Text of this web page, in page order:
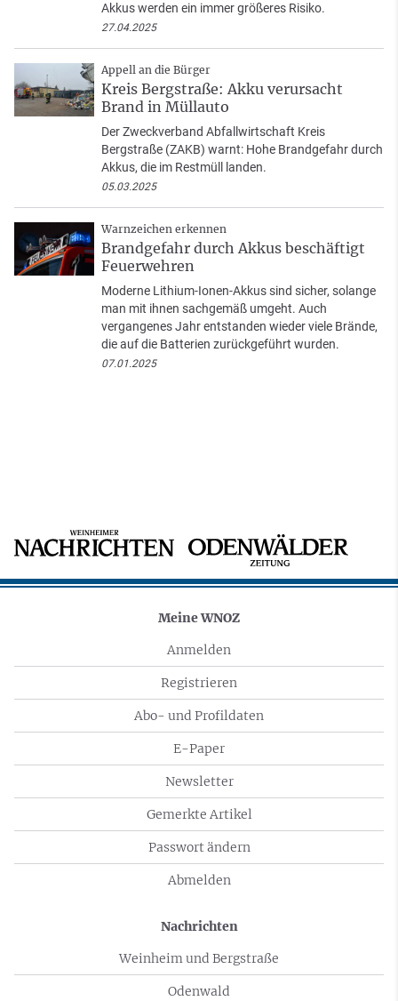
Akkus werden ein immer größeres Risiko.
27.04.2025
Appell an die Bürger
Kreis Bergstraße: Akku verursacht
Brand in Müllauto
Der Zweckverband Abfallwirtschaft Kreis
Bergstraße (ZAKB) warnt: Hohe Brandgefahr durch
Akkus, die im Restmüll landen.
05.03.2025
Warnzeichen erkennen
Brandgefahr durch Akkus beschäftigt
Feuerwehren
Moderne Lithium-Ionen-Akkus sind sicher, solange
man mit ihnen sachgemäß umgeht. Auch
vergangenes Jahr entstanden wieder viele Brände,
die auf die Batterien zurückgeführt wurden.
07.01.2025
Meine WNOZ
Anmelden
Registrieren
Abo- und Profildaten
E-Paper
Newsletter
Gemerkte Artikel
Passwort ändern
Abmelden
Nachrichten
Weinheim und Bergstraße
Odenwald